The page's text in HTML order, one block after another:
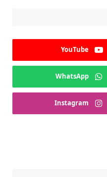
YouTube
WhatsApp
Instagram